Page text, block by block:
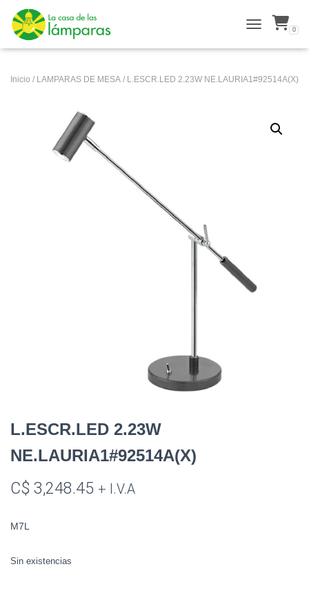
ALTERNAR
0
Inicio / LAMPARAS DE MESA / L.ESCR.LED 2.23W NE.LAURIA1#92514A(X)
L.ESCR.LED 2.23W
NE.LAURIA1#92514A(X)
C$ 3,248.45 + I.V.A
M7L
Sin existencias